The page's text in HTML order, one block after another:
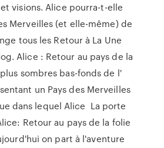
visions. Alice pourra-t-elle
Merveilles (et elle-même) de
tous les Retour à La Une
Alice : Retour au pays de la
sombres bas-fonds de l'
un Pays des Merveilles
dans lequel Alice La porte
Retour au pays de la folie
on part à l'aventure